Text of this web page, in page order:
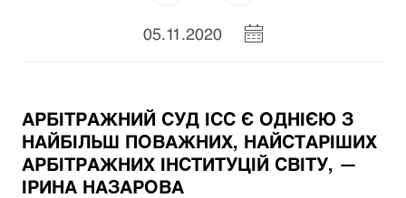
05.11.2020
АРБІТРАЖНИЙ СУД ІСС Є ОДНІЄЮ З
НАЙБІЛЬШ ПОВАЖНИХ, НАЙСТАРІШИХ
АРБІТРАЖНИХ ІНСТИТУЦІЙ СВІТУ, —
ІРИНА НАЗАРОВА